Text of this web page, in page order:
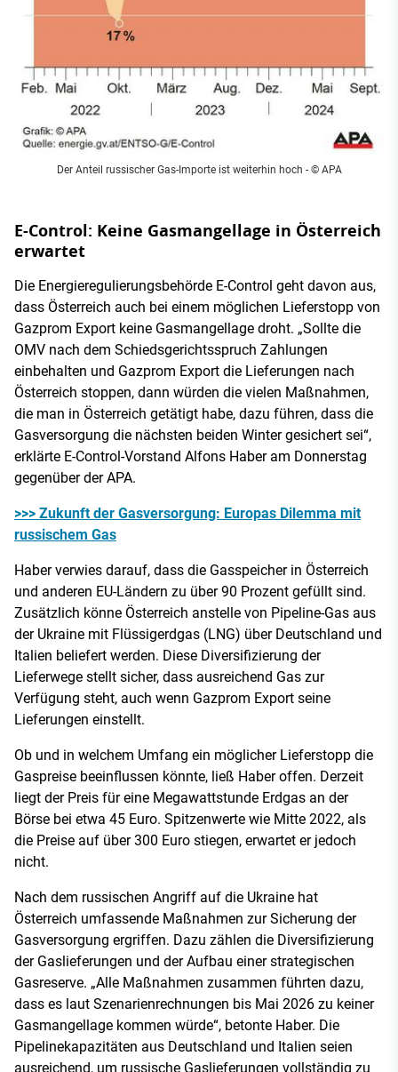
Der Anteil russischer Gas-Importe ist weiterhin hoch - © APA
E-Control: Keine Gasmangellage in Österreich
erwartet
Die Energieregulierungsbehörde E-Control geht davon aus,
dass Österreich auch bei einem möglichen Lieferstopp von
Gazprom Export keine Gasmangellage droht. „Sollte die
OMV nach dem Schiedsgerichtsspruch Zahlungen
einbehalten und Gazprom Export die Lieferungen nach
Österreich stoppen, dann würden die vielen Maßnahmen,
die man in Österreich getätigt habe, dazu führen, dass die
Gasversorgung die nächsten beiden Winter gesichert sei“,
erklärte E-Control-Vorstand Alfons Haber am Donnerstag
gegenüber der APA.
>>> Zukunft der Gasversorgung: Europas Dilemma mit
russischem Gas
Haber verwies darauf, dass die Gasspeicher in Österreich
und anderen EU-Ländern zu über 90 Prozent gefüllt sind.
Zusätzlich könne Österreich anstelle von Pipeline-Gas aus
der Ukraine mit Flüssigerdgas (LNG) über Deutschland und
Italien beliefert werden. Diese Diversifizierung der
Lieferwege stellt sicher, dass ausreichend Gas zur
Verfügung steht, auch wenn Gazprom Export seine
Lieferungen einstellt.
Ob und in welchem Umfang ein möglicher Lieferstopp die
Gaspreise beeinflussen könnte, ließ Haber offen. Derzeit
liegt der Preis für eine Megawattstunde Erdgas an der
Börse bei etwa 45 Euro. Spitzenwerte wie Mitte 2022, als
die Preise auf über 300 Euro stiegen, erwartet er jedoch
nicht.
Nach dem russischen Angriff auf die Ukraine hat
Österreich umfassende Maßnahmen zur Sicherung der
Gasversorgung ergriffen. Dazu zählen die Diversifizierung
der Gaslieferungen und der Aufbau einer strategischen
Gasreserve. „Alle Maßnahmen zusammen führten dazu,
dass es laut Szenarienrechnungen bis Mai 2026 zu keiner
Gasmangellage kommen würde“, betonte Haber. Die
Pipelinekapazitäten aus Deutschland und Italien seien
ausreichend, um russische Gaslieferungen vollständig zu